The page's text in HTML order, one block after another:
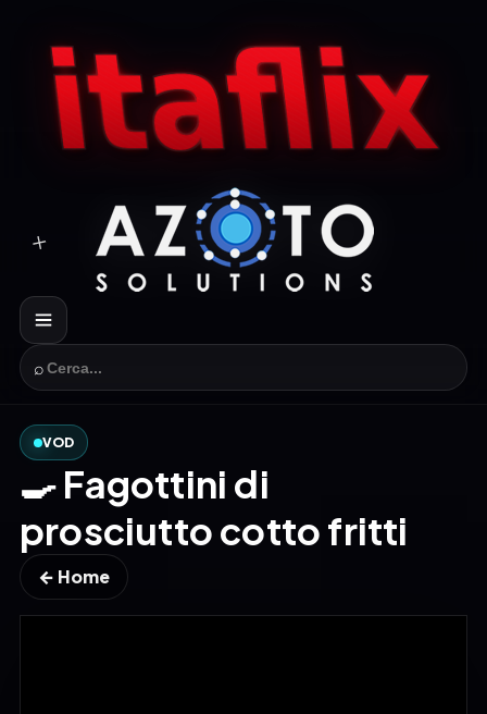
⌕
VOD
🍳 Fagottini di
prosciutto cotto fritti
← Home